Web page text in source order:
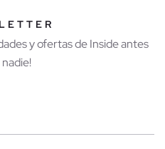
y ofertas de Inside antes